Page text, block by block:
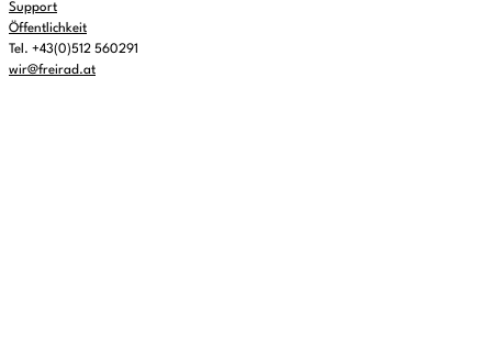
Support
Öffentlichkeit
Tel. +43(0)512 560291
wir@freirad.at